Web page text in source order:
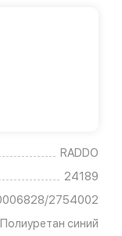
RADDO
24189
2754002
Полиуретан синий